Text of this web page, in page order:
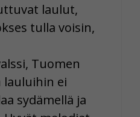
laulut,
tulla voisin,
Tuomen
lauluihin ei
sydämellä ja